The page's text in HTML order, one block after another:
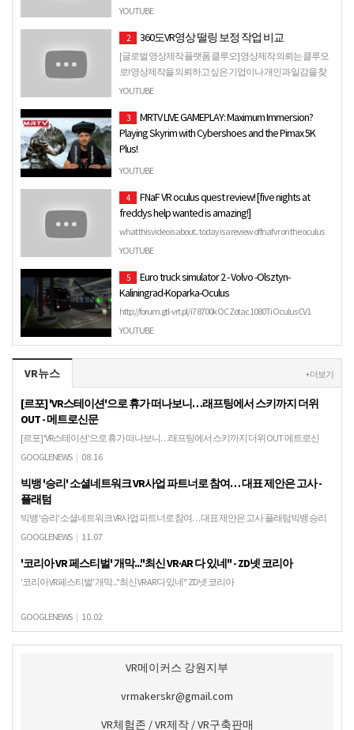
res…
YOUTUBE
2 360도VR영상 떨링 보정 작업 비교
[글로벌 영상제작 플랫폼 클루오] 영상제작 의뢰는 클루오
로! 영상제작을 의뢰하고 싶은 기업이나 개인과 일감을 찾
는 검증된 크리에이터를 매칭...
YOUTUBE
3
MRTV LIVE GAMEPLAY: Maximum Immersion?
Playing Skyrim with Cybershoes and the Pimax 5K
Plus!
Welcome to this special live gameplay video! In the scope of my
YOUTUBE
4
FNaF VR oculus quest review! [five nights at
freddys help wanted is amazing!]
what this video is about.. today is a review of fnaf vr on the oculus
quest My discord - https://discord.gg/GYthr9F ...
YOUTUBE
5
Euro truck simulator 2 - Volvo -Olsztyn-
Kaliningrad-Koparka-Oculus
http://forum.gtl-vrt.pl/ i7 8700k OC Zotac 1080Ti Oculus CV1
T500RS Fanatec V3 TH8RS 2xSeq Shifter Seledpeed Alfa Thrust…
YOUTUBE
VR뉴스 + 더보기
[르포] 'VR스테이션'으로 휴가 떠나보니…래프팅에서 스키까지 더위
OUT - 메트로신문
[르포] 'VR스테이션'으로 휴가 떠나보니…래프팅에서 스키까지 더위 OUT 메트로신
문"아악, 왼쪽 바위 조심해. 오른쪽으로 노 젓어." ◇ 신(新) 피서지로 떠오른 'VR 스테이
GOOGLENEWS | 08.16
빅뱅 '승리' 소셜네트워크 VR사업 파트너로 참여… 대표 제안은 고사 -
플래텀
빅뱅 '승리' 소셜네트워크 VR사업 파트너로 참여… 대표 제안은 고사 플래텀빅뱅 승리
(본명 이승현)가 국내 AR·VR 기업 소셜네트워크의 VR사업 파트너로 합류했다. 정식 직함
GOOGLENEWS | 11.07
'코리아 VR 페스티벌' 개막..."최신 VR·AR 다 있네" - ZD넷 코리아
'코리아 VR 페스티벌' 개막..."최신 VR·AR 다 있네" ZD넷 코리아
GOOGLENEWS | 10.02
VR메이커스 강원지부
vrmakerskr@gmail.com
VR체험존 / VR제작 / VR구축판매